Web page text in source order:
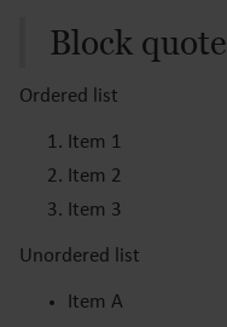
Block quote
Ordered list
Item 1
Item 2
Item 3
Unordered list
Item A